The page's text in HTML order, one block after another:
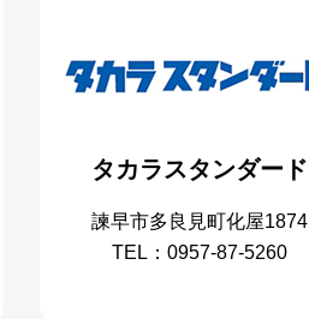
タカラスタンダード
諫早市多良見町化屋1874
TEL：0957-87-5260